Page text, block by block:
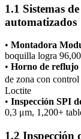
1.1 Sistemas
automatizados
• Montadora
boquilla logra
• Horno de reflujo
de zona con
Loctite
• Inspección SPI
0,3 μm, 1,200+
1.2 Inspección